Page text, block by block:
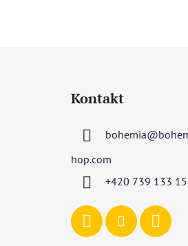
Kontakt
bohemia@
hop.com
+420 739 133